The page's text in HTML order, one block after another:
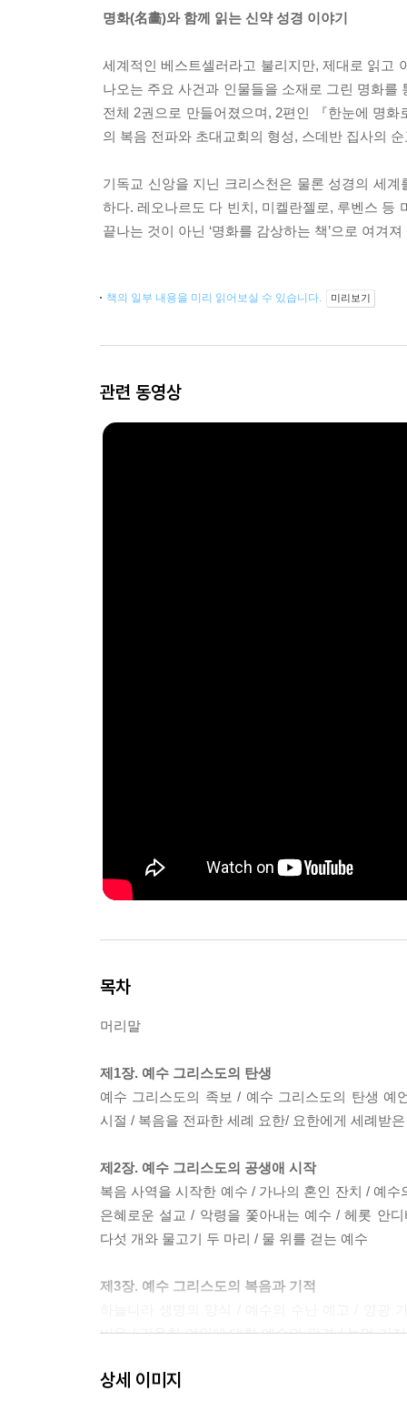
명화(名畵)와 함께 읽는 신약 성경 이야기
세계적인 베스트셀러라고 불리지만, 제대로 읽고
나오는 주요 사건과 인물들을 소재로 그린 명화를
전체 2권으로 만들어졌으며, 2편인 『한눈에 명
의 복음 전파와 초대교회의 형성, 스데반 집사의
기독교 신앙을 지닌 크리스천은 물론 성경의 세
하다. 레오나르도 다 빈치, 미켈란젤로, 루벤스 등
끝나는 것이 아닌 ‘명화를 감상하는 책’으로 여겨
책의 일부 내용을 미리 읽어보실 수 있습니다. 미리보기
관련 동영상
목차
머리말
제1장. 예수 그리스도의 탄생
예수 그리스도의 족보 / 예수 그리스도의 탄생
시절 / 복음을 전파한 세례 요한/ 요한에게 세례받
제2장. 예수 그리스도의 공생애 시작
복음 사역을 시작한 예수 / 가나의 혼인 잔치 / 예
은혜로운 설교 / 악령을 쫓아내는 예수 / 헤롯 안
다섯 개와 물고기 두 마리 / 물 위를 걷는 예수
제3장. 예수 그리스도의 복음과 기적
비유 / 간음한 여인에 대한 예수의 판결 / 눈먼 거
상세 이미지